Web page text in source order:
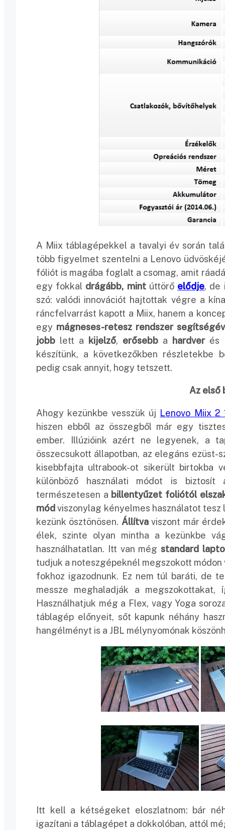
A Miix táblagépekkel a tavalyi év során
több figyelmet szentelni a Lenovo
fóliót is magába foglalt a csomag, amit
egy fokkal drágább, mintúttörő elődje, de
szó: valódi innovációt hajtottak végre a
ráncfelvarrást kapott a Miix, hanem a
egy mágneses-retesz rendszer
jobb lett a kijelző, erősebb a hardverés
készítünk, a következőkben részletekbe
pedig csak annyit, hogy tetszett.
Az első
Ahogy kezünkbe vesszük új Lenovo Miix 2
hiszen ebből az összegből már egy
ember. Illúzióink azért ne legyenek, a
összecsukott állapotban, az elegáns ezüst-
kisebbfajta ultrabook-ot sikerült birtokba
különböző használati módot is
természetesen a billentyűzet foliótól
mód viszonylag kényelmes használatot
kezünk ösztönösen. Állítvaviszont már
élek, szinte olyan mintha a kezünkbe
használhatatlan. Itt van mégstandard
tudjuk a noteszgépeknél megszokott
fokhoz igazodnunk. Ez nem túl baráti, de
messze meghaladják a
Használhatjuk még a Flex, vagy Yoga
táblagép előnyeit, sőt kapunk néhány
hangélményt is a JBL mélynyomónak
Itt kell a kétségeket eloszlatnom: bár
igazítani a táblagépet a dokkolóban, attól